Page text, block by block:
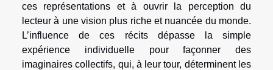
ces représentations et à ouvrir la perception du
lecteur à une vision plus riche et nuancée du monde.
L’influence de ces récits dépasse la simple
expérience individuelle pour façonner des
imaginaires collectifs, qui, à leur tour, déterminent les